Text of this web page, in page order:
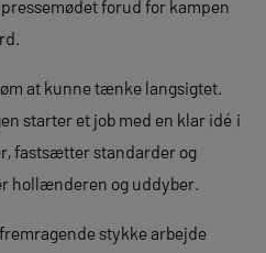
forud for kampen
at kunne tænke langsigtet.
starter et job med en klar idé i
fastsætter standarder og
hollænderen og uddyber.
stykke arbejde